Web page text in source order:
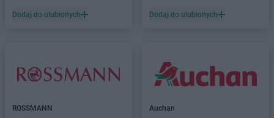
Dodaj do ulubionych Dodaj do ulubionych
ROSSMANN
Auchan